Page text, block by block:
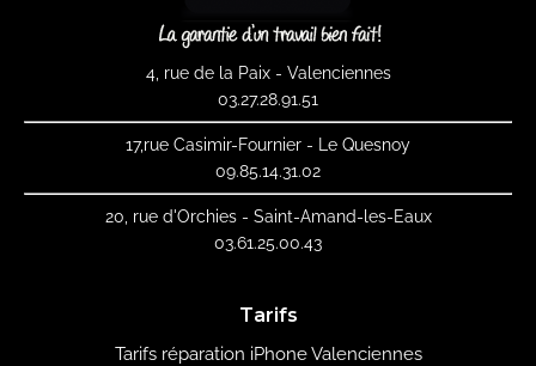
4, rue de la Paix - Valenciennes
03.27.28.91.51
17,rue Casimir-Fournier - Le Quesnoy
09.85.14.31.02
20, rue d'Orchies - Saint-Amand-les-Eaux
03.61.25.00.43
Tarifs
Tarifs réparation iPhone Valenciennes